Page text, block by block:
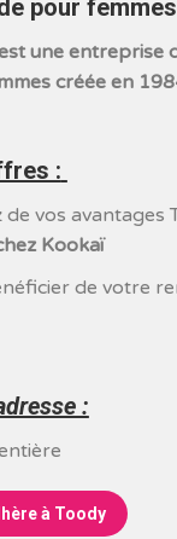
pour
une entreprise
créée en
:
vos avantages
Kookaï
de votre
:
à Toody